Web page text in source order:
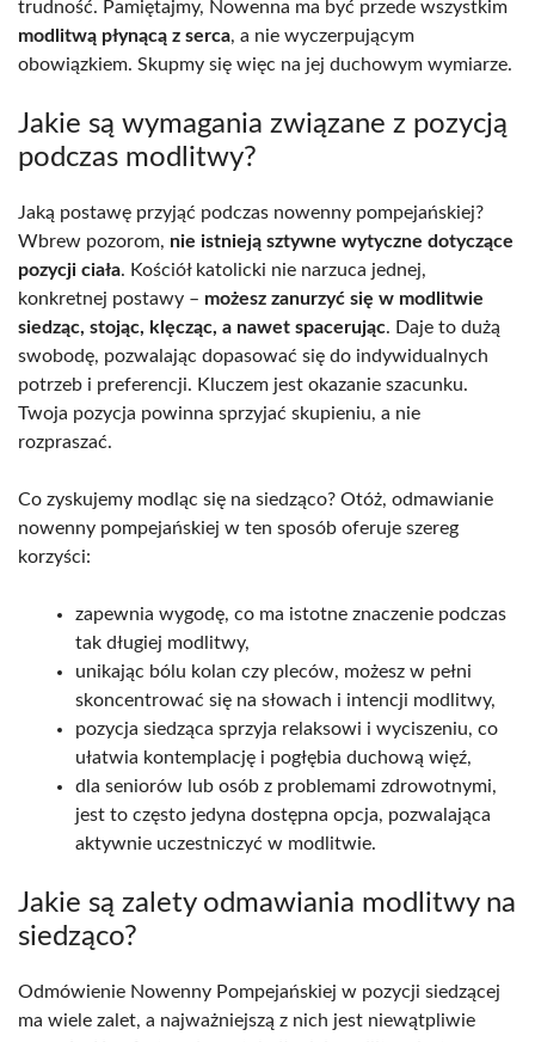
trudność. Pamiętajmy, Nowenna ma być przede wszystkim
modlitwą płynącą z serca, a nie wyczerpującym
obowiązkiem. Skupmy się więc na jej duchowym wymiarze.
Jakie są wymagania związane z pozycją
podczas modlitwy?
Jaką postawę przyjąć podczas nowenny pompejańskiej?
Wbrew pozorom, nie istnieją sztywne wytyczne dotyczące
pozycji ciała. Kościół katolicki nie narzuca jednej,
konkretnej postawy – możesz zanurzyć się w modlitwie
siedząc, stojąc, klęcząc, a nawet spacerując. Daje to dużą
swobodę, pozwalając dopasować się do indywidualnych
potrzeb i preferencji. Kluczem jest okazanie szacunku.
Twoja pozycja powinna sprzyjać skupieniu, a nie
rozpraszać.
Co zyskujemy modląc się na siedząco? Otóż, odmawianie
nowenny pompejańskiej w ten sposób oferuje szereg
korzyści:
zapewnia wygodę, co ma istotne znaczenie podczas
tak długiej modlitwy,
unikając bólu kolan czy pleców, możesz w pełni
skoncentrować się na słowach i intencji modlitwy,
pozycja siedząca sprzyja relaksowi i wyciszeniu, co
ułatwia kontemplację i pogłębia duchową więź,
dla seniorów lub osób z problemami zdrowotnymi,
jest to często jedyna dostępna opcja, pozwalająca
aktywnie uczestniczyć w modlitwie.
Jakie są zalety odmawiania modlitwy na
siedząco?
Odmówienie Nowenny Pompejańskiej w pozycji siedzącej
ma wiele zalet, a najważniejszą z nich jest niewątpliwie